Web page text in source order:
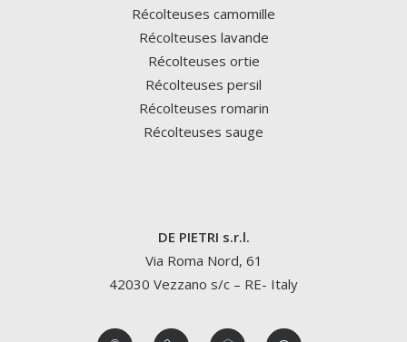
Récolteuses camomille
Récolteuses lavande
Récolteuses ortie
Récolteuses persil
Récolteuses romarin
Récolteuses sauge
DE PIETRI s.r.l.
Via Roma Nord, 61
42030 Vezzano s/c – RE- Italy